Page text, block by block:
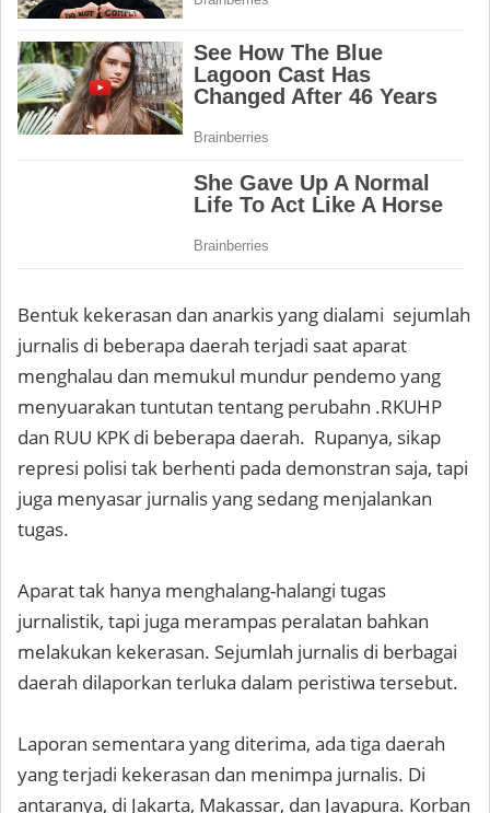
Bentuk kekerasan dan anarkis yang dialami sejumlah
jurnalis di beberapa daerah terjadi saat aparat
menghalau dan memukul mundur pendemo yang
menyuarakan tuntutan tentang perubahn .RKUHP
dan RUU KPK di beberapa daerah. Rupanya, sikap
represi polisi tak berhenti pada demonstran saja, tapi
juga menyasar jurnalis yang sedang menjalankan
tugas.
Aparat tak hanya menghalang-halangi tugas
jurnalistik, tapi juga merampas peralatan bahkan
melakukan kekerasan. Sejumlah jurnalis di berbagai
daerah dilaporkan terluka dalam peristiwa tersebut.
Laporan sementara yang diterima, ada tiga daerah
yang terjadi kekerasan dan menimpa jurnalis. Di
antaranya, di Jakarta, Makassar, dan Jayapura. Korban